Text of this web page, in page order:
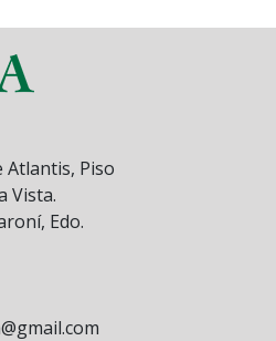
Atlantis, Piso
Vista.
Edo.